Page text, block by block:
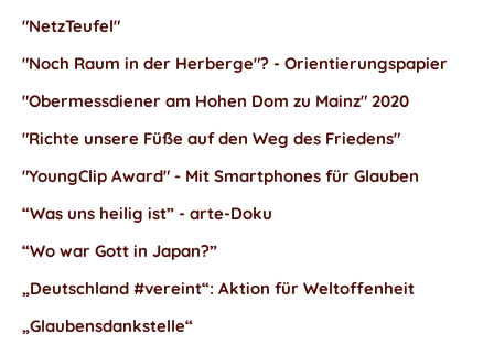
"NetzTeufel"
"Noch Raum in der Herberge"? - Orientierungspapier
"Obermessdiener am Hohen Dom zu Mainz" 2020
"Richte unsere Füße auf den Weg des Friedens"
"YoungClip Award" - Mit Smartphones für Glauben
“Was uns heilig ist” - arte-Doku
“Wo war Gott in Japan?”
„Deutschland #vereint“: Aktion für Weltoffenheit
„Glaubensdankstelle“